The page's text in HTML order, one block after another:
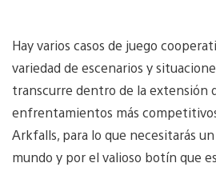
Hay varios casos de juego
variedad de escenarios y
transcurre dentro de la extensión
enfrentamientos más
Arkfalls, para lo que necesitarás
mundo y por el valioso botín que